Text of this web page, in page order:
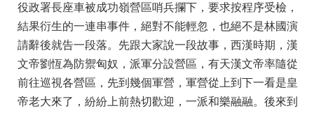
役政署長座車被成功嶺營區哨兵攔下，要求按程序受檢，
結果衍生的一連串事件，絕對不能輕忽，也絕不是林國演
請辭後就告一段落。先跟大家說一段故事，西漢時期，漢
文帝劉恆為防禦匈奴，派軍分設營區，有天漢文帝率隨從
前往巡視各營區，先到幾個軍營，軍營從上到下一看是皇
帝老大來了，紛紛上前熱切歡迎，一派和樂融融。後來到